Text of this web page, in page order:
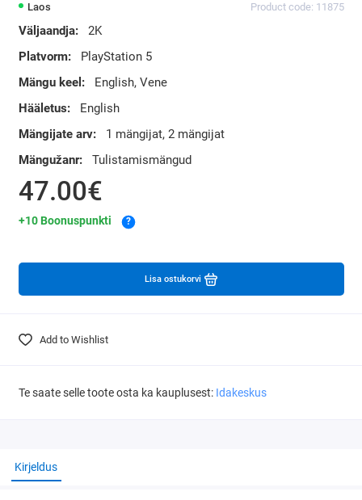
Laos Product code: 11875
Väljaandja:
2K
Platvorm:
PlayStation 5
Mängu keel:
English, Vene
Hääletus:
English
Mängijate arv:
1 mängijat, 2 mängijat
Mängužanr:
Tulistamismängud
47.00€
+10 Boonuspunkti ?
Lisa ostukorvi
Add to Wishlist
Te saate selle toote osta ka kauplusest: Idakeskus
Kirjeldus